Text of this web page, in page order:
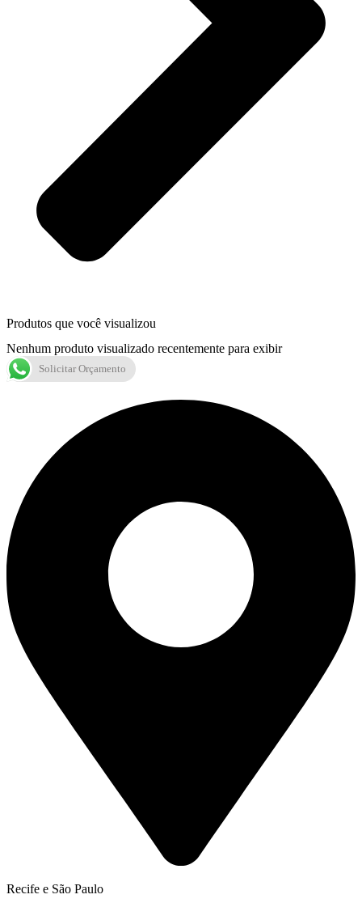
Produtos que você visualizou
Nenhum produto visualizado recentemente para exibir
Solicitar Orçamento
Recife e São Paulo